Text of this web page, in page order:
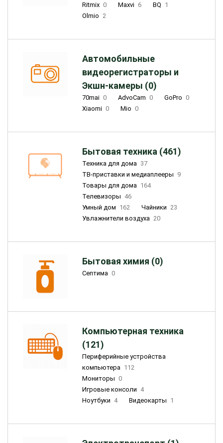
Ritmix 0 Maxvi 6 BQ 1
Olmio 2
Автомобильные
видеорегистраторы и
Экшн-камеры (0)
70mai 0 AdvoCam 0 GoPro 0
Xiaomi 0 Mio 0
Бытовая техника (461)
Техника для дома 37
ТВ-приставки и медиаплееры 9
Товары для дома 164
Телевизоры 46
Умный дом 162 Чайники 23
Увлажнители воздуха 20
Бытовая химия (0)
Септима 0
Компьютерная техника
(121)
Периферийные устройства
компьютера 112
Мониторы 0
Игровые консоли 4
Ноутбуки 4 Видеокарты 1